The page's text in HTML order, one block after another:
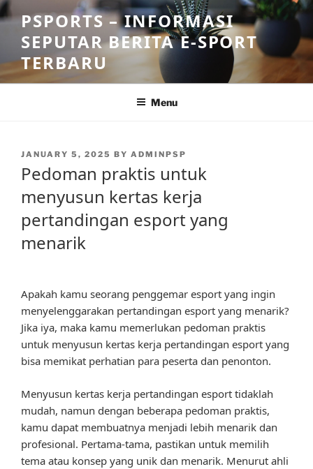
Skip
to
content
PSPORTS – INFORMASI
SEPUTAR BERITA E-SPORT
TERBARU
Menu
POSTED
JANUARY 5, 2025 BY ADMINPSP
Pedoman praktis untuk
menyusun kertas kerja
pertandingan esport yang
menarik
Apakah kamu seorang penggemar esport yang ingin
menyelenggarakan pertandingan esport yang menarik?
Jika iya, maka kamu memerlukan pedoman praktis
untuk menyusun kertas kerja pertandingan esport yang
bisa memikat perhatian para peserta dan penonton.
Menyusun kertas kerja pertandingan esport tidaklah
mudah, namun dengan beberapa pedoman praktis,
kamu dapat membuatnya menjadi lebih menarik dan
profesional. Pertama-tama, pastikan untuk memilih
tema atau konsep yang unik dan menarik. Menurut ahli